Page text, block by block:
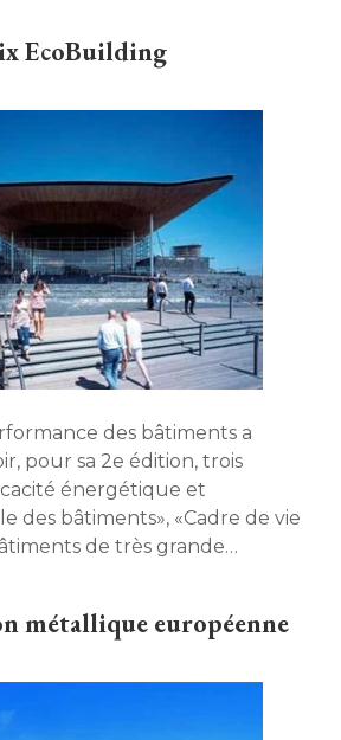
EcoBuilding
des bâtiments a
pour sa 2e édition, trois
énergétique et
des bâtiments», «Cadre de vie
de très grande
métallique européenne